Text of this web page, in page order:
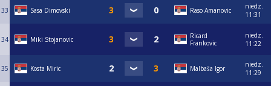
33 Sasa Dimovski Raso Amanovic
niedz.
11:31
34 Miki Stojanovic
Ricard
Frankovic
niedz.
11:22
35 Kosta Miric Malbaša Igor
niedz.
11:29